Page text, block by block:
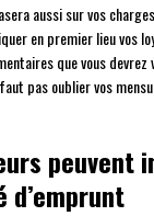
aussi sur vos
en premier lieu vos
que vous
pas oublier vos
peuvent